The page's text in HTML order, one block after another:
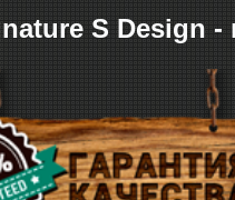
S Design